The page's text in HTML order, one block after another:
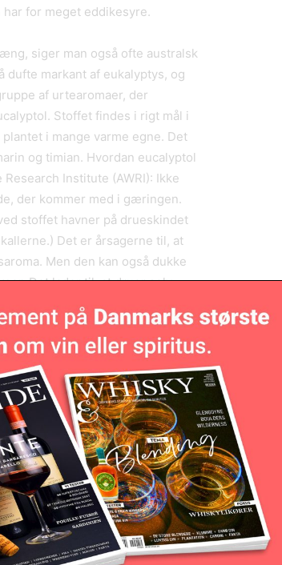
for meget eddikesyre.
siger man også ofte australsk
dufte markant af eukalyptys, og
af urtearomaer, der
Stoffet findes i rigt mål i
i mange varme egne. Det
og timian. Hvordan eucalyptol
Institute (AWRI): Ikke
der kommer med i gæringen.
stoffet havner på drueskindet
Det er årsagerne til, at
Men den kan også dukke
Det lader til, at druer selv,
cineol i deres skaller som en
krydderbuket af
planter, som man
den unikke og særprægede
det sydlige Rhone og
Chateauneuf-du-Pape, Pic
Aromaerne fra disse
med eukalyptus ovenfor
også en underjordisk påvirkning,
har vist. For at beskytte
i jorden for at forhindre